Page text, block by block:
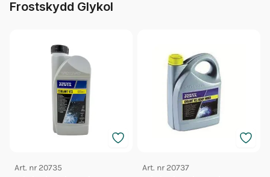
Frostskydd Glykol
Art. nr 20735 Art. nr 20737